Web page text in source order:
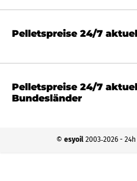
Pelletspreise 24/7
Pelletspreise 24/7
Bundesländer
© esyoil 2003‐2026 -